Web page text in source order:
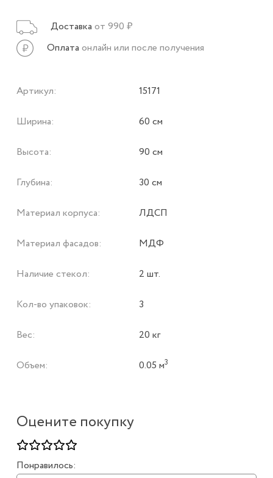
Оцените покупку
Понравилось:
Доставка от 990 ₽
Оплата онлайн или после получения
Артикул: 15171
Ширина: 60 см
Высота: 90 см
Глубина: 30 см
Материал корпуса: ЛДСП
Материал фасадов: МДФ
Наличие стекол: 2 шт.
Кол-во упаковок: 3
Вес: 20 кг
Объем: 0.05 м3